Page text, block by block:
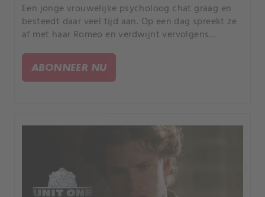
Een jonge vrouwelijke psycholoog chat graag en
besteedt daar veel tijd aan. Op een dag spreekt ze
af met haar Romeo en verdwijnt vervolgens
ABONNEER NU